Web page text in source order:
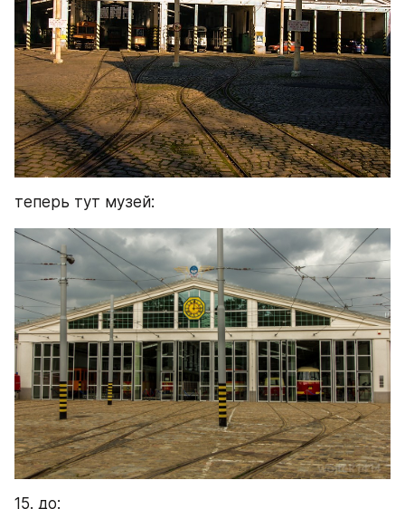
теперь тут музей:
15. до: